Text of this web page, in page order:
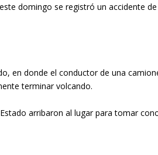
domingo se registró un accidente
en donde el conductor de una
terminar volcando.
arribaron al lugar para tomar